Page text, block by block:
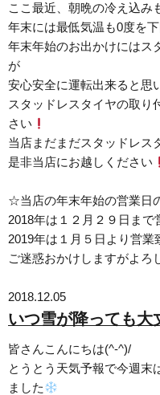
ここ最近、朝晩の冷え込み
年末には最低気温も0度を
年末年始のお出かけにはス
が
安心安全に運転出来ると思
スタッドレスタイヤの取り
さい
当店まだまだスタッドレス
是非当店にお越しください
☆当店の年末年始の営業日
2018年は１２月２９日まで
2019年は１月５日より営業
ご迷惑おかけしますがよろ
2018.12.05
いつ雪が降っても大
皆さんこんにちは(^-^)/
とうとう天気予報で今週末
ました